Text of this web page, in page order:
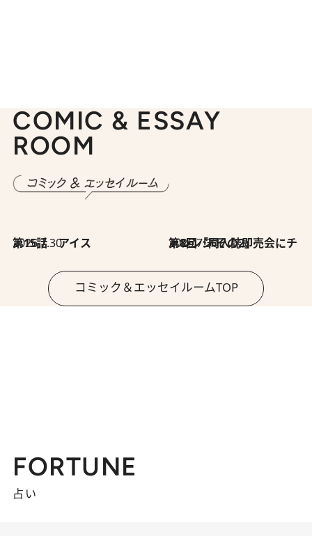
COMIC & ESSAY
ROOM
2026.7.30
第15話 アイス 2026.7.30
第8回「同人誌即売会にチャレンジ その2」
コミック＆エッセイルームTOP
FORTUNE
占い